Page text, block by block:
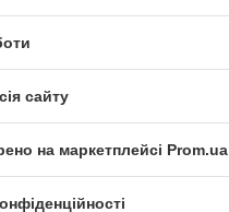
сайту
на маркетплейсі Prom.ua